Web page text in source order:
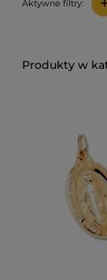
Aktywne filtry: